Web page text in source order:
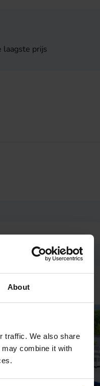
About
traffic. We also share
combine it with
laagste prijs